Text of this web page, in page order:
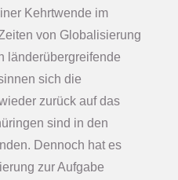
Kehrtwende im
von Globalisierung
länderübergreifende
sich die
zurück auf das
sind in den
Dennoch hat es
zur Aufgabe